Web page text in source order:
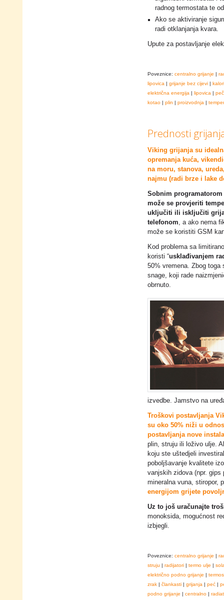
radnog termostata te
Ako se aktiviranje
radi otklanjanja kvara.
Upute za postavljanje
Poveznice: centralno grijanje |
lipovica | grijanje bez cijevi |
električna energija | lipovica |
kotao | plin | proizvodnja |
Prednosti
Viking grijanja su
opremanja kuća,
na moru, stanova,
najmu (radi brze i lake
Sobnim programatorom
može se provjeriti
uključiti ili isključiti
telefonom, a ako nema
može se koristiti GSM
Kod problema sa
koristi “usklađivanjem
50% vremena. Zbog toga
snage, koji rade
obrnuto.
izvedbe. Jamstvo na
Troškovi postavljanja
su oko 50% niži u
postavljanja nove
plin, struju ili loživo ulje.
koju ste uštedjeli
poboljšavanje kvalitete
vanjskih zidova (npr. gips
mineralna vuna, stiropor,
energijom grijete
Uz to još uračunajte
monoksida, mogućnost
izbjegli.
Poveznice: centralno grijanje |
struju | radijatori | termo ulje |
električno podno grijanje |
zrak | člankasti | grijanja | peć |
podno grijanje | centralno |